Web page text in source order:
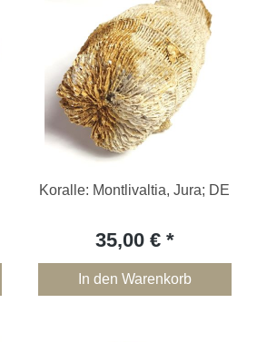
Koralle: Montlivaltia, Jura; DE
35,00 €
In den Warenkorb